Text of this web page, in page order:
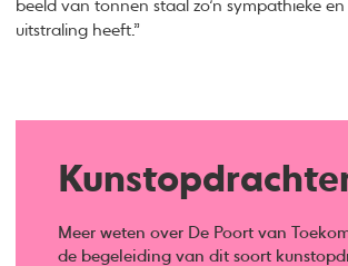
beeld van tonnen staal zo’n sympathieke
uitstraling heeft.”
Meer weten over De Poort van
de begeleiding van dit soort